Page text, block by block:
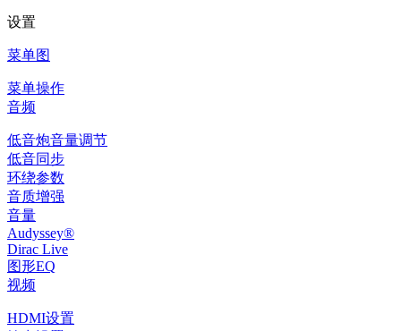
设置
菜单图
菜单操作
音频
低音炮音量调节
低音同步
环绕参数
音质增强
音量
Audyssey®
Dirac Live
图形EQ
视频
HDMI设置